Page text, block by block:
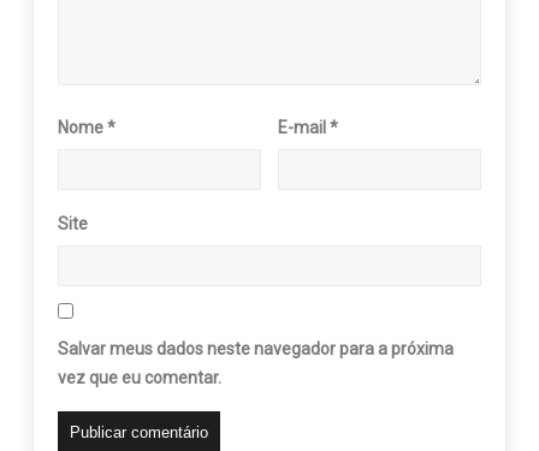
Nome* E-mail*
Site
Salvar meus dados neste navegador para a próxima
vez que eu comentar.